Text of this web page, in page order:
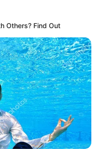
Others? Find Out